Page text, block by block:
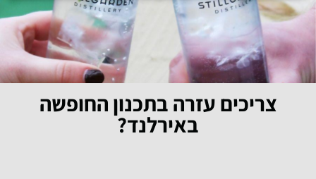
צריכים עזרה בתכנון החופשה
באירלנד?